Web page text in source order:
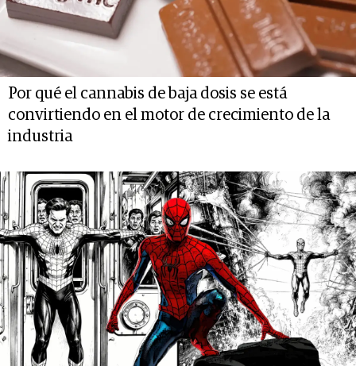
Por qué el cannabis de baja dosis se está
convirtiendo en el motor de crecimiento de la
industria